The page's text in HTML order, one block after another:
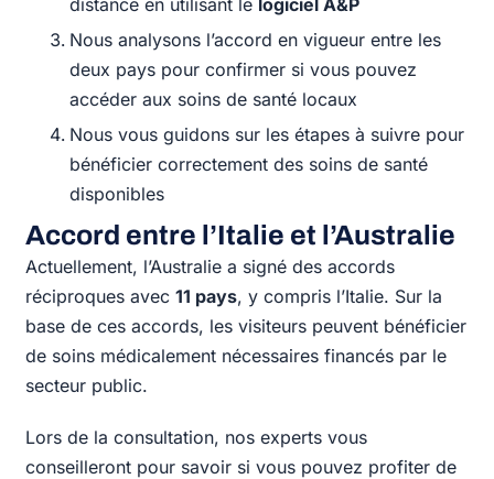
Nous analysons l’accord en vigueur entre les
deux pays pour confirmer si vous pouvez
accéder aux soins de santé locaux
Nous vous guidons sur les étapes à suivre pour
bénéficier correctement des soins de santé
disponibles
Accord entre l’Italie et l’Australie
Actuellement, l’Australie a signé des accords
réciproques avec11 pays, y compris l’Italie. Sur la
base de ces accords, les visiteurs peuvent bénéficier
de soins médicalement nécessaires financés par le
secteur public.
Lors de la consultation, nos experts vous
conseilleront pour savoir si vous pouvez profiter de